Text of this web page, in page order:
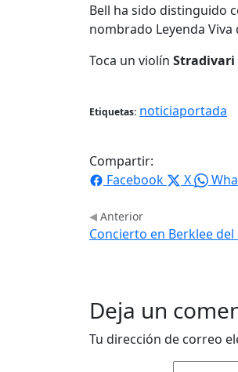
Bell ha sido distinguido
nombrado Leyenda
Toca un violín Stradivari
Etiquetas: noticiaportada
Compartir:
Facebook
X
Anterior
Concierto en Berklee
Deja un
Tu dirección de correo